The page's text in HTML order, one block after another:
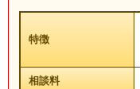
特徴
相談料